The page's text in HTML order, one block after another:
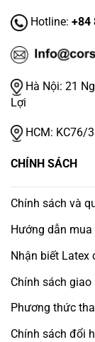
Hotline: +84
Hà Nội: 21
Lợi
HCM: KC76/
CHÍNH SÁCH
Chính sách và
Hướng dẫn mua
Nhận biết Latex
Chính sách giao
Phương thức
Chính sách đổi